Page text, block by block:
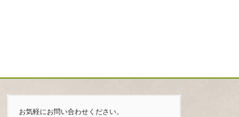
お気軽にお問い合わせください。